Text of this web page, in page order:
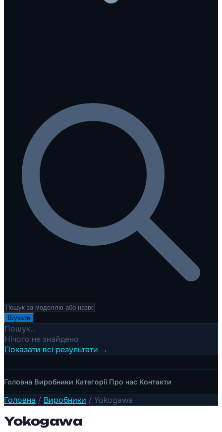
Шукати
Пошук...
Нічого не знайдено
Показати всі результати →
Головна Виробники Категорії Про нас Контакти
Головна / Виробники / Yokogawa
Yokogawa